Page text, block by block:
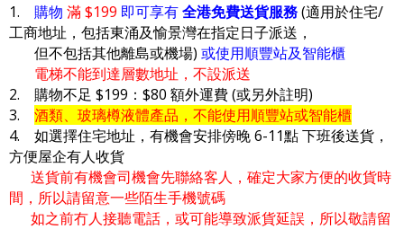
1. 購物 滿 $199 即可享有全港免費送貨服務(適用於住宅/
工商地址，包括東涌及愉景灣在指定日子派送，
但不包括其他離島或機場) 或使用順豐站及智能櫃
電梯不能到達層數地址，不設派送
2. 購物不足 $199：$80 額外運費 (或另外註明)
3. 酒類、玻璃樽液體產品，不能使用順豐站或智能櫃
4. 如選擇住宅地址，有機會安排傍晚 6-11點 下班後送貨，
方便屋企有人收貨
送貨前有機會司機會先聯絡客人，確定大家方便的收貨時
間，所以請留意一些陌生手機號碼
如之前冇人接聽電話，或可能導致派貨延誤，所以敬請留